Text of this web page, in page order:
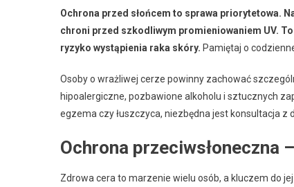
Ochrona przed słońcem to sprawa priorytetowa.
chroni przed szkodliwym promieniowaniem UV.
ryzyko wystąpienia raka skóry. Pamiętaj o
Osoby o wrażliwej cerze powinny zachować
hipoalergiczne, pozbawione alkoholu i sztucznych
egzema czy łuszczyca, niezbędna jest konsultacja
Ochrona przeciwsłoneczna
Zdrowa cera to marzenie wielu osób, a kluczem do